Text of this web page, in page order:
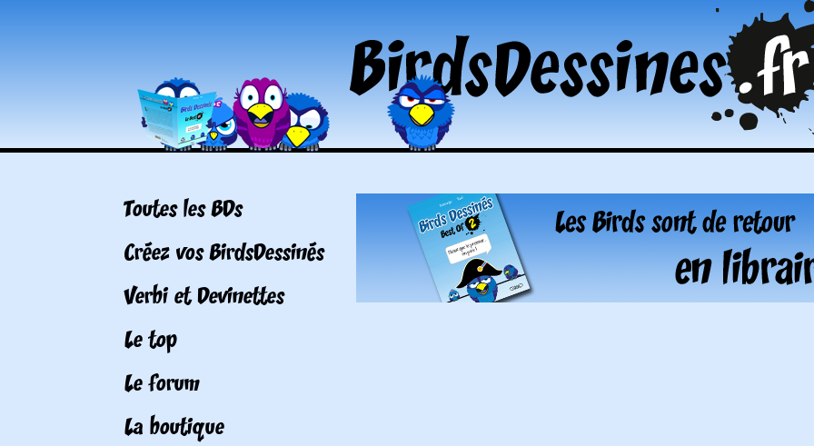
Toutes les BDs
Créez vos BirdsDessinés
Verbi et Devinettes
Le top
Le forum
La boutique